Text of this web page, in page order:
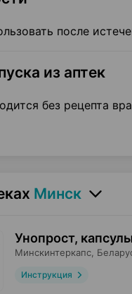
после
из аптек
без рецепта
Минск
Унопрост, капсулы
Минскинтеркапс ,
Инструкция